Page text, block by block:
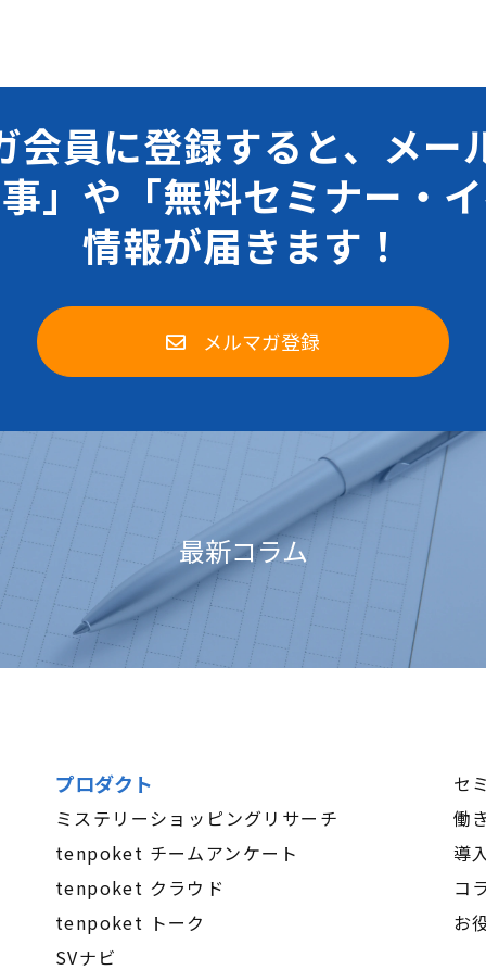
会員に登録すると、メー
」や「無料セミナー・イ
情報が届きます！
メルマガ登録
最新コラム
プロダクト
ミステリーショッピングリサーチ
tenpoket チームアンケート
tenpoket クラウド
tenpoket トーク
SVナビ
セ
働
導
コ
お